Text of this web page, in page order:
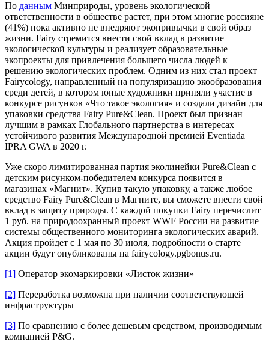
По данным Минприроды, уровень экологической
ответственности в обществе растет, при этом многие россияне
(41%) пока активно не внедряют экопривычки в свой образ
жизни. Fairy стремится внести свой вклад в развитие
экологической культуры и реализует образовательные
экопроекты для привлечения большего числа людей к
решению экологических проблем. Одним из них стал проект
Fairycology, направленный на популяризацию экообразования
среди детей, в котором юные художники приняли участие в
конкурсе рисунков «Что такое экология» и создали дизайн для
упаковки средства Fairy Pure&Clean. Проект был признан
лучшим в рамках Глобального партнерства в интересах
устойчивого развития Международной премией Eventiada
IPRA GWA в 2020 г.
Уже скоро лимитированная партия эколинейки Pure&Clean с
детским рисунком-победителем конкурса появится в
магазинах «Магнит». Купив такую упаковку, а также любое
средство Fairy Pure&Clean в Магните, вы сможете внести свой
вклад в защиту природы. С каждой покупки Fairy перечислит
1 руб. на природоохранный проект WWF России на развитие
системы общественного мониторинга экологических аварий.
Акция пройдет c 1 мая по 30 июля, подробности о старте
акции будут опубликованы на fairycology.pgbonus.ru.
[1] Оператор экомаркировки «Листок жизни»
[2] Переработка возможна при наличии соответствующей
инфраструктуры
[3] По сравнению с более дешевым средством, производимым
компанией P&G.